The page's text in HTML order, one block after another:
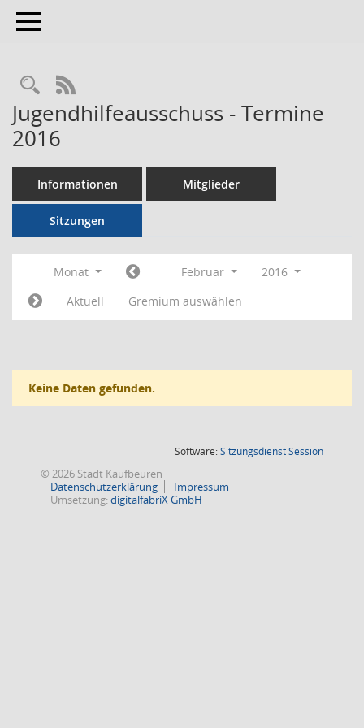
Toggle navigation
RSS-Feed
Jugendhilfeausschuss - Termine
2016
Informationen Mitglieder
Sitzungen
Monat Februar
2016
Aktuell
Gremium auswählen
Keine Daten gefunden.
Software:SitzungsdienstSession(Wird in
© 2026 Stadt Kaufbeuren
Datenschutzerklärung
Impressum
Umsetzung:digitalfabriX GmbH